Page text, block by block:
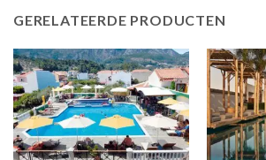
GERELATEERDE PRODUCTEN